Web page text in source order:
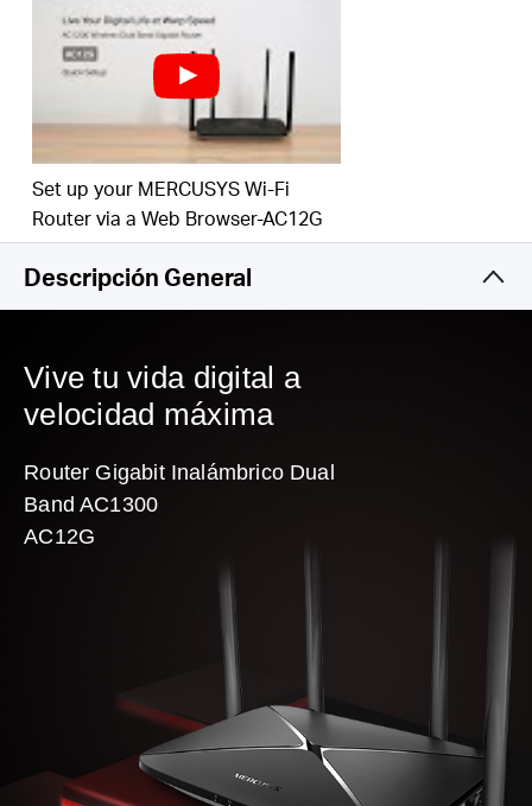
Cobertura de Largo Alcance
ganancia con Beamforming mejoran las
conexiones estables en toda tu casa para una
señal WiFi fuerte en cada rincón
Mayor Eficiencia de Red- La tecnología MU-
MIMO permite que AC12G se comunique con
múltiples dispositivos al mismo tiempo,
aumentando el rendimiento general de la red
mejor banda disponible para cada dispositivo
Set up your MERCUSYS Wi-Fi
Router via a Web Browser-AC12G
Descripción General
Vive tu vida digital a
velocidad máxima
Router Gigabit Inalámbrico Dual
Band AC1300
AC12G